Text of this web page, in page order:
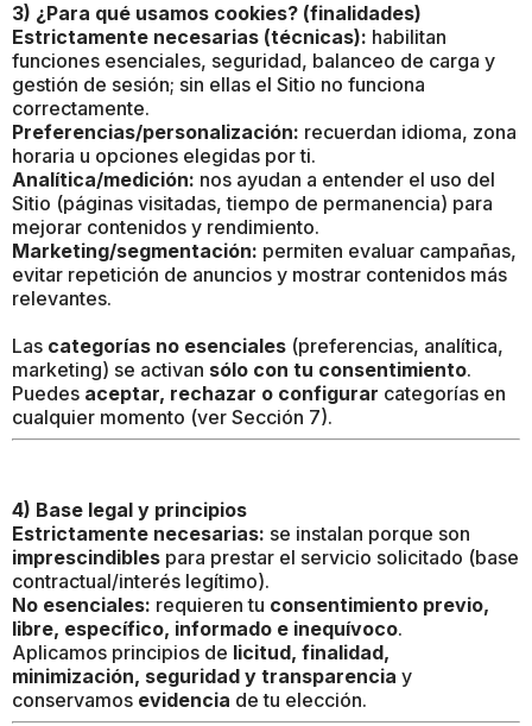
3) ¿Para qué usamos cookies? (finalidades)
Estrictamente necesarias (técnicas): habilitan
funciones esenciales, seguridad, balanceo de carga y
gestión de sesión; sin ellas el Sitio no funciona
correctamente.
Preferencias/personalización: recuerdan idioma, zona
horaria u opciones elegidas por ti.
Analítica/medición: nos ayudan a entender el uso del
Sitio (páginas visitadas, tiempo de permanencia) para
mejorar contenidos y rendimiento.
Marketing/segmentación: permiten evaluar campañas,
evitar repetición de anuncios y mostrar contenidos más
relevantes.
Las categorías no esenciales (preferencias, analítica,
marketing) se activan sólo con tu consentimiento.
Puedes aceptar, rechazar o configurar categorías en
cualquier momento (ver Sección 7).
4) Base legal y principios
Estrictamente necesarias: se instalan porque son
imprescindibles para prestar el servicio solicitado (base
contractual/interés legítimo).
No esenciales: requieren tu consentimiento previo,
libre, específico, informado e inequívoco.
Aplicamos principios de licitud, finalidad,
minimización, seguridad y transparencia y
conservamos evidencia de tu elección.